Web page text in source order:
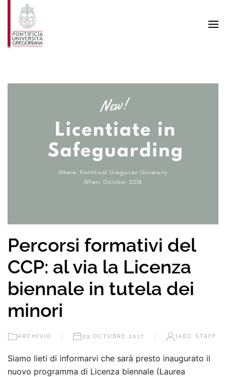
Skip to main content
Percorsi formativi del
CCP: al via la Licenza
biennale in tutela dei
minori
ARCHIVIO 29 OCTUBRE 2017 IADC STAFF
Siamo lieti di informarvi che sarà presto inaugurato il
nuovo programma di Licenza biennale (Laurea